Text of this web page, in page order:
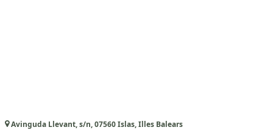
Avinguda Llevant, s/n, 07560 Islas, Illes Balears